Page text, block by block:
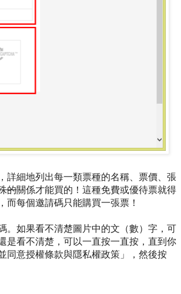
詳細地列出每一類票種的名稱、票價、張
的關係才能買的！這種免費或優待票就得
每個邀請碼只能購買一張票！
。如果看不清楚圖片中的文（數）字，可
是看不清楚，可以一直按一直按，直到你
同意授權條款與隱私權政策」，然後按